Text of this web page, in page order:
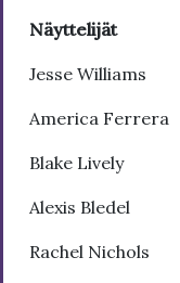
Näyttelijät
Jesse Williams
America Ferrera
Blake Lively
Alexis Bledel
Rachel Nichols